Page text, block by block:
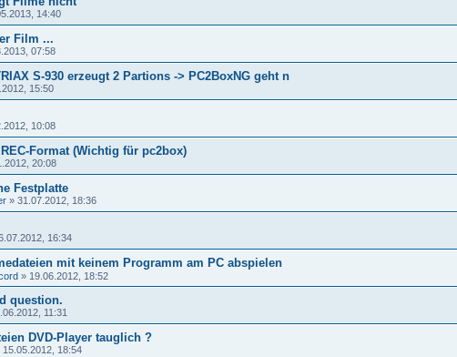
14:40
Film ...
07:58
S-930 erzeugt 2 Partions -> PC2BoxNG geht n
15:50
10:08
Format (Wichtig für pc2box)
20:08
Festplatte
» 31.07.2012, 18:36
16:34
mit keinem Programm am PC abspielen
» 19.06.2012, 18:52
question.
11:31
DVD-Player tauglich ?
15.05.2012, 18:54